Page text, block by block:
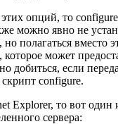
опций, то
можно явно не
полагаться вместо
может
добиться, если
скрипт configure.
Explorer, то вот один
сервера: